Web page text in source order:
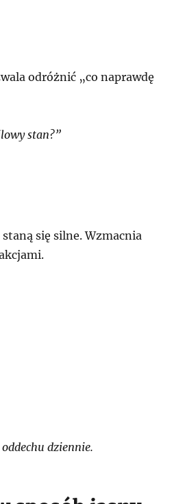
odróżnić „co naprawdę
stan?”
się silne. Wzmacnia
dziennie.